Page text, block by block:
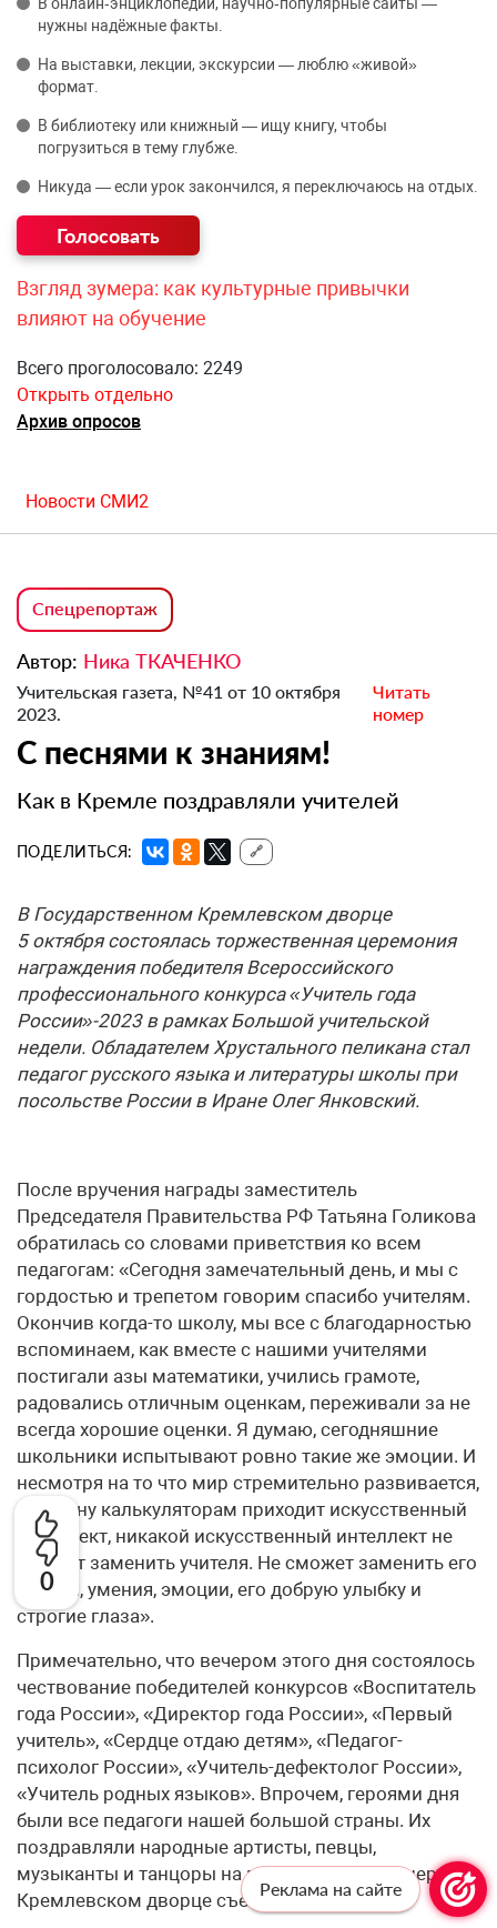
0
нужны надёжные факты.
На выставки, лекции, экскурсии — люблю «живой»
формат.
В библиотеку или книжный — ищу книгу, чтобы
погрузиться в тему глубже.
Никуда — если урок закончился, я переключаюсь на отдых.
Взгляд зумера: как культурные привычки
влияют на обучение
Всего проголосовало: 2249
Открыть отдельно
Архив опросов
Новости СМИ2
Спецрепортаж
Автор: Ника ТКАЧЕНКО
Учительская газета, №41 от 10 октября
2023.
Читать
номер
С песнями к знаниям!
Как в Кремле поздравляли учителей
ПОДЕЛИТЬСЯ: 🔗
В Государственном Кремлевском дворце
5 октября состоялась торжественная церемония
награждения победителя Всероссийского
профессионального конкурса «Учитель года
России»-2023 в рамках Большой учительской
недели. Обладателем Хрустального пеликана стал
педагог русского языка и литературы школы при
посольстве России в Иране Олег Янковский.
После вручения награды заместитель
Председателя Правительства РФ Татьяна Голикова
обратилась со словами приветствия ко всем
педагогам: «Сегодня замечательный день, и мы с
гордостью и трепетом говорим спасибо учителям.
Окончив когда-то школу, мы все с благодарностью
вспоминаем, как вместе с нашими учителями
постигали азы математики, учились грамоте,
радовались отличным оценкам, переживали за не
всегда хорошие оценки. Я думаю, сегодняшние
школьники испытывают ровно такие же эмоции. И
несмотря на то что мир стремительно развивается,
на смену калькуляторам приходит искусственный
интеллект, никакой искусственный интеллект не
сможет заменить учителя. Не сможет заменить его
знания, умения, эмоции, его добрую улыбку и
строгие глаза».
Примечательно, что вечером этого дня состоялось
чествование победителей конкурсов «Воспитатель
года России», «Директор года России», «Первый
учитель», «Сердце отдаю детям», «Педагог-
психолог России», «Учитель-дефектолог России»,
«Учитель родных языков». Впрочем, героями дня
были все педагоги нашей большой страны. Их
поздравляли народные артисты, певцы,
музыканты и танцоры на праздничном концерте в
Кремлевском дворце съездов.
Реклама на сайте